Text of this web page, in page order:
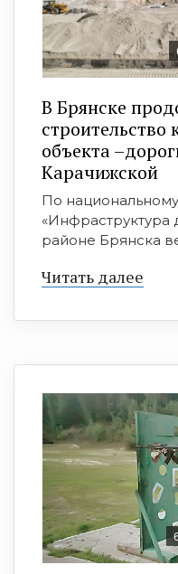
В Брянске
строительство
объекта
Карачижской
По
«Инфраструктура
районе Брянска
Читать далее